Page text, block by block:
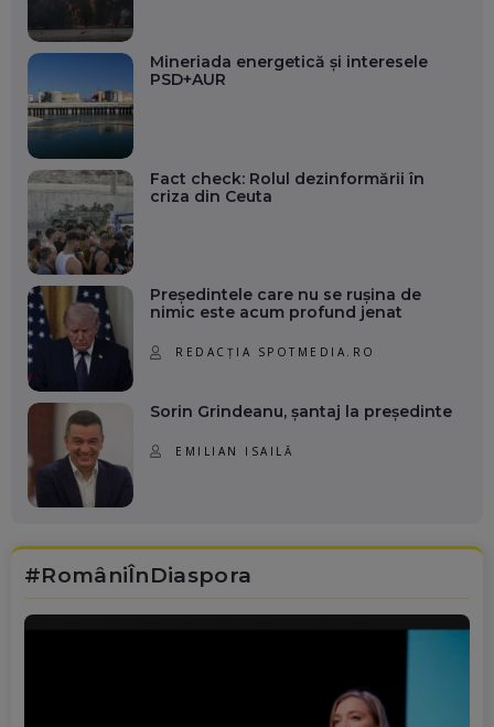
Mineriada energetică și interesele
PSD+AUR
Fact check: Rolul dezinformării în
criza din Ceuta
Președintele care nu se rușina de
nimic este acum profund jenat
REDACȚIA SPOTMEDIA.RO
Sorin Grindeanu, șantaj la președinte
EMILIAN ISAILĂ
#RomâniÎnDiaspora